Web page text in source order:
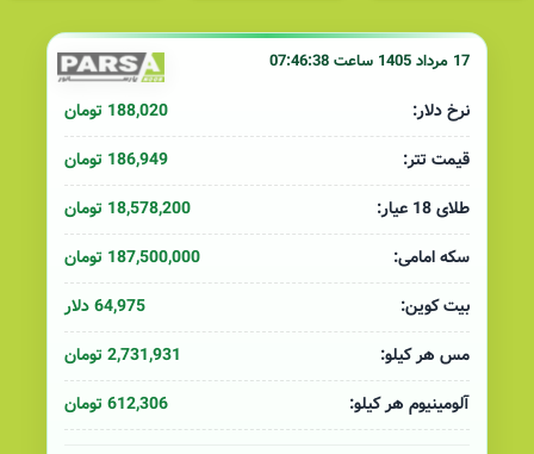
17 مرداد 1405 ساعت 07:46:38
نرخ دلار:
188,020 تومان
قیمت تتر:
186,949 تومان
طلای 18 عیار:
18,578,200 تومان
سکه امامی:
187,500,000 تومان
بیت کوین:
64,975 دلار
مس هر کیلو:
2,731,931 تومان
آلومینیوم هر کیلو:
612,306 تومان